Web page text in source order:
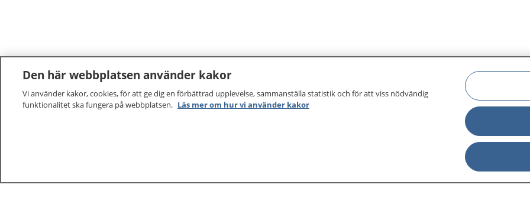
Den här webbplatsen använder kakor
Vi använder kakor, cookies, för att ge dig en förbättrad upplevelse, sammanställa statistik och för att viss nödvändig
funktionalitet ska fungera på webbplatsen. Läs mer om hur vi använder kakor